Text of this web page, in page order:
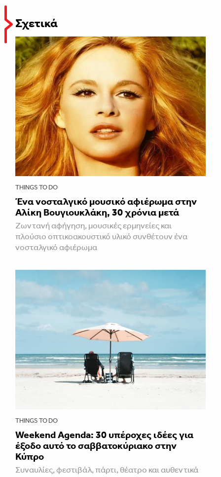
Σχετικά
THINGS TO DO
Ένα νοσταλγικό μουσικό αφιέρωμα στην
Αλίκη Βουγιουκλάκη, 30 χρόνια μετά
Ζωντανή αφήγηση, μουσικές ερμηνείες και
πλούσιο οπτικοακουστικό υλικό συνθέτουν ένα
νοσταλγικό αφιέρωμα
THINGS TO DO
Weekend Agenda: 30 υπέροχες ιδέες για
έξοδο αυτό το σαββατοκύριακο στην
Κύπρο
Συναυλίες, φεστιβάλ, πάρτι, θέατρο και αυθεντικά